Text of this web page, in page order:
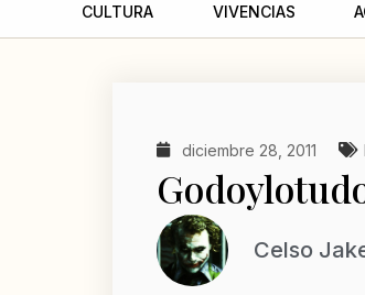
CULTURA VIVENCIAS
diciembre 28, 2011
Celso